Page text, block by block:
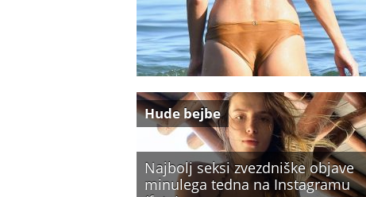
Najbolj seksi zvezdniške objave
minulega tedna na Instagramu
Hude bejbe